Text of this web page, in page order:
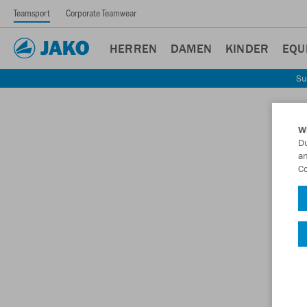
Teamsport Corporate Teamwear
HERREN DAMEN KINDER